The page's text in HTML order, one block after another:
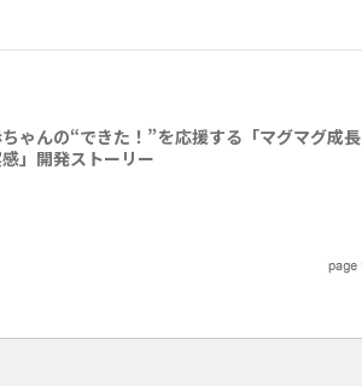
ゃんの“できた！”を応援する「マグマグ成長
」開発ストーリー